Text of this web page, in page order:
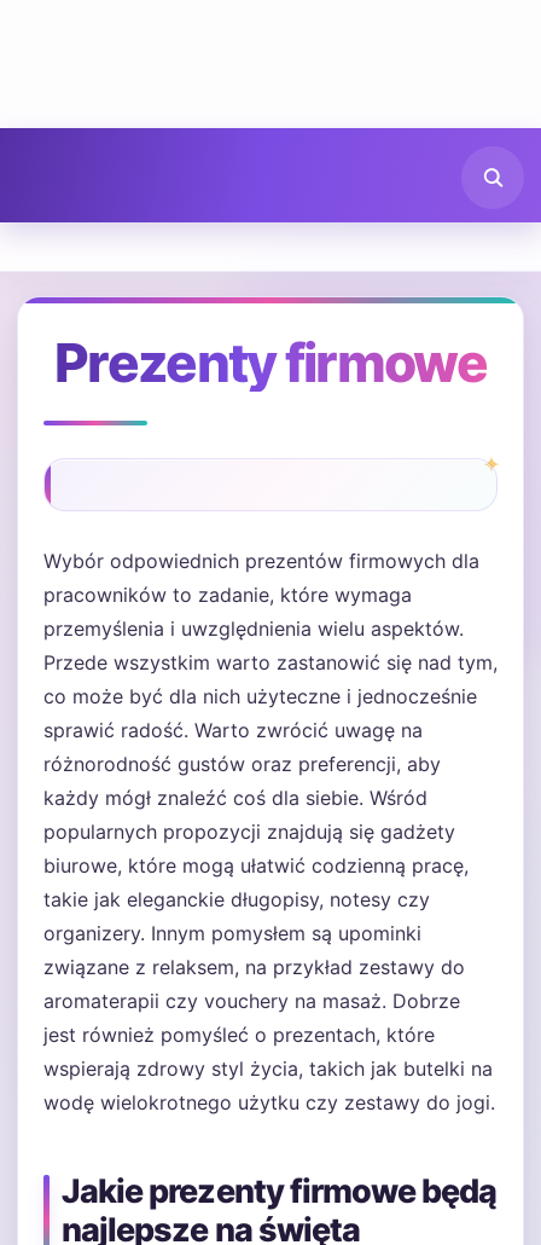
Prezenty firmowe
Wybór odpowiednich prezentów firmowych dla
pracowników to zadanie, które wymaga
przemyślenia i uwzględnienia wielu aspektów.
Przede wszystkim warto zastanowić się nad tym,
co może być dla nich użyteczne i jednocześnie
sprawić radość. Warto zwrócić uwagę na
różnorodność gustów oraz preferencji, aby
każdy mógł znaleźć coś dla siebie. Wśród
popularnych propozycji znajdują się gadżety
biurowe, które mogą ułatwić codzienną pracę,
takie jak eleganckie długopisy, notesy czy
organizery. Innym pomysłem są upominki
związane z relaksem, na przykład zestawy do
aromaterapii czy vouchery na masaż. Dobrze
jest również pomyśleć o prezentach, które
wspierają zdrowy styl życia, takich jak butelki na
wodę wielokrotnego użytku czy zestawy do jogi.
Jakie prezenty firmowe będą
najlepsze na święta